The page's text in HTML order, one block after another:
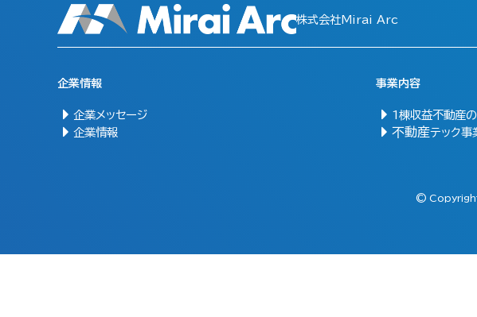
株式会社Mirai Arc
企業情報
企業メッセージ
企業情報
事業内容
1棟収益不動産
不動産テック事
© Copyright